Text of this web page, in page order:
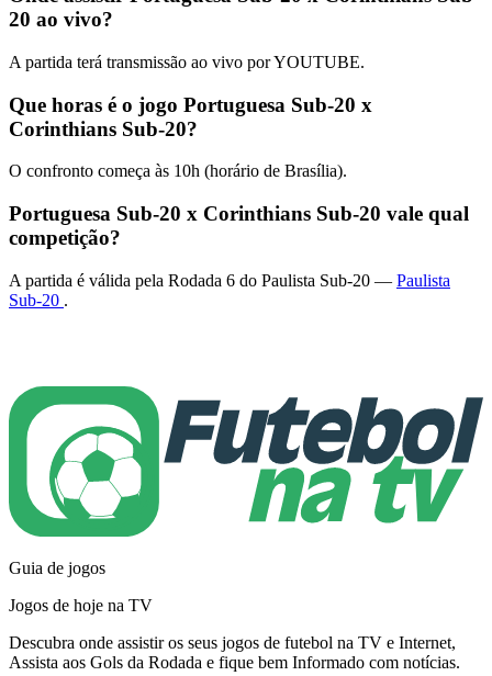
20 ao vivo?
A partida terá transmissão ao vivo por YOUTUBE.
Que horas é o jogo Portuguesa Sub-20 x
Corinthians Sub-20?
O confronto começa às 10h (horário de Brasília).
Portuguesa Sub-20 x Corinthians Sub-20 vale qual
competição?
A partida é válida pela Rodada 6 do Paulista Sub-20 — Paulista
Sub-20 .
Guia de jogos
Jogos de hoje na TV
Descubra onde assistir os seus jogos de futebol na TV e Internet,
Assista aos Gols da Rodada e fique bem Informado com notícias.